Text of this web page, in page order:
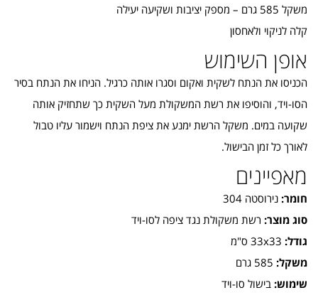
משקל 585 גרם – מספק יציבות ושקיעה יעילה
קלה לניקוי ולאחסון
אופן השימוש
הכניסו את הנתח לשקית ואקום וסגרו אותה כרגיל. הניחו את הנתח בסיר
הסו-ויד, והוסיפו את רשת המשקולת מעל השקית כך שתחזיק אותה
שקועה במים. משקל הרשת ימנע את ציפת הנתח וישמור עליו טבול
לאורך כל זמן הבישול.
מאפיינים
חומר: נירוסטה 304
סוג מוצר: רשת משקולת נגד ציפה לסו-ויד
גודל:
משקל:
שימוש: בישול סו-ויד